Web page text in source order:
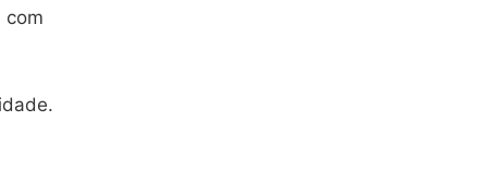
com